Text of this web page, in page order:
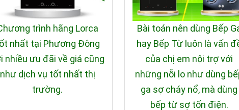
trình hãng Lorca
nhất tại Phương Đông
nhiều ưu đãi về giá cũng
như dịch vụ tốt nhất thị
trường.
Bài toán nên dùng Bếp
hay Bếp Từ luôn là vấn
của chị em nội trợ với
những nỗi lo như dùng
ga sợ cháy nổ, mà dùng
bếp từ sợ tốn điện.